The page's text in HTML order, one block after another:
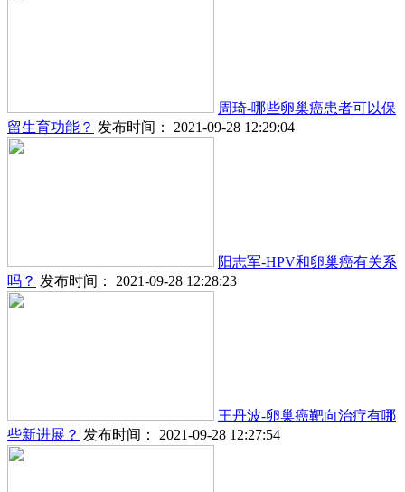
周琦-哪些卵巢癌患者可以保
留生育功能？ 发布时间： 2021-09-28 12:29:04
阳志军-HPV和卵巢癌有关系
吗？ 发布时间： 2021-09-28 12:28:23
王丹波-卵巢癌靶向治疗有哪
些新进展？ 发布时间： 2021-09-28 12:27:54